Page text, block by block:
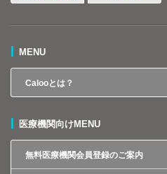
MENU
Calooとは？
医療機関向けMENU
無料医療機関会員登録のご案内